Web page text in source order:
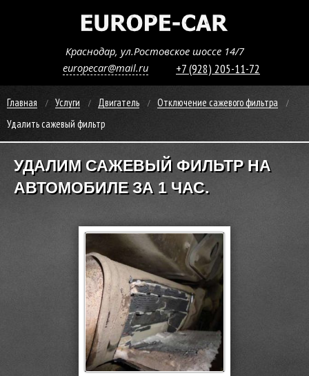
Краснодар, ул.Ростовское шоссе 14/7
europecar@mail.ru
+7 (928) 205-11-72
Главная Услуги Двигатель
Отключение сажевого фильтра
Удалить сажевый фильтр
УДАЛИМ САЖЕВЫЙ ФИЛЬТР НА
АВТОМОБИЛЕ ЗА 1 ЧАС.